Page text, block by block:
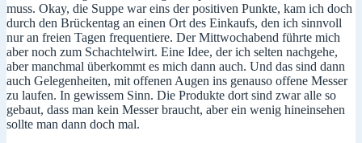
muss. Okay, die Suppe war eins der positiven Punkte, kam ich doch
durch den Brückentag an einen Ort des Einkaufs, den ich sinnvoll
nur an freien Tagen frequentiere. Der Mittwochabend führte mich
aber noch zum Schachtelwirt. Eine Idee, der ich selten nachgehe,
aber manchmal überkommt es mich dann auch. Und das sind dann
auch Gelegenheiten, mit offenen Augen ins genauso offene Messer
zu laufen. In gewissem Sinn. Die Produkte dort sind zwar alle so
gebaut, dass man kein Messer braucht, aber ein wenig hineinsehen
sollte man dann doch mal.